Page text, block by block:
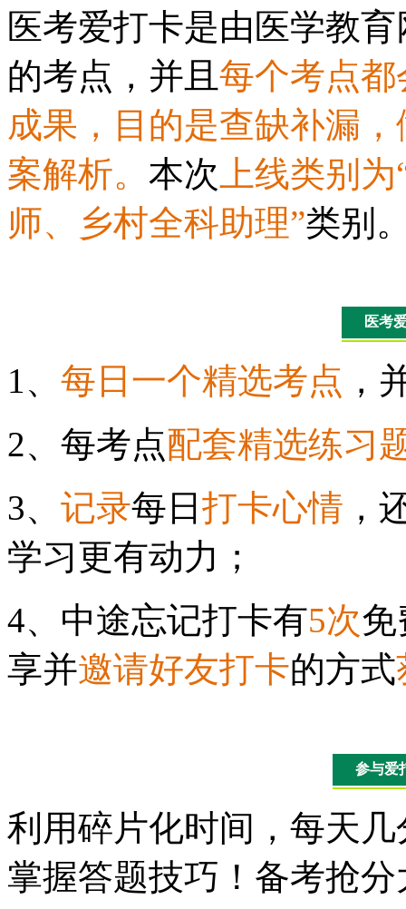
医考爱打卡是由医学教
的考点，并且 每个考点
成果，目的是查缺补漏
案解析。 本次 上线类别
师、乡村全科助理”类别
医考
1、 每日一个精选考点 ，
2、每考点配套精选练习
3、 记录每日 打卡心情 ，
学习更有动力；
4、中途忘记打卡有5次免
享并邀请好友打卡的方式
参与爱
利用碎片化时间，每天
掌握答题技巧！备考抢